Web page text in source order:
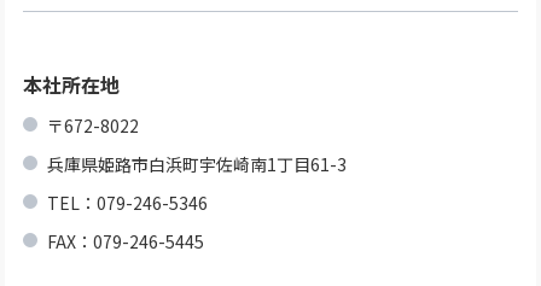
本社所在地
〒672-8022
兵庫県姫路市白浜町宇佐崎南1丁目61-3
TEL：079-246-5346
FAX：079-246-5445